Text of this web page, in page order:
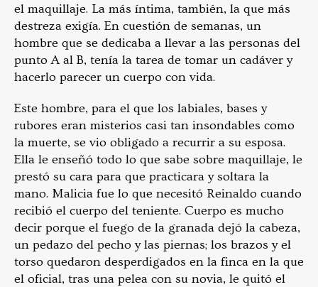
el maquillaje. La más íntima, también, la que más
destreza exigía. En cuestión de semanas, un
hombre que se dedicaba a llevar a las personas del
punto A al B, tenía la tarea de tomar un cadáver y
hacerlo parecer un cuerpo con vida.
Este hombre, para el que los labiales, bases y
rubores eran misterios casi tan insondables como
la muerte, se vio obligado a recurrir a su esposa.
Ella le enseñó todo lo que sabe sobre maquillaje, le
prestó su cara para que practicara ysoltara la
mano. Malicia fue lo que necesitó Reinaldo cuando
recibió el cuerpo del teniente. Cuerpo es mucho
decir porque el fuego de la granada dejó la cabeza,
un pedazo del pecho y las piernas; los brazos y el
torso quedaron desperdigados en la finca en la que
el oficial, tras una pelea con su novia, le quitó el